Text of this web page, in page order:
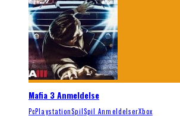
Mafia 3 Anmeldelse
PcPlaystationSpilSpil AnmeldelserXbox